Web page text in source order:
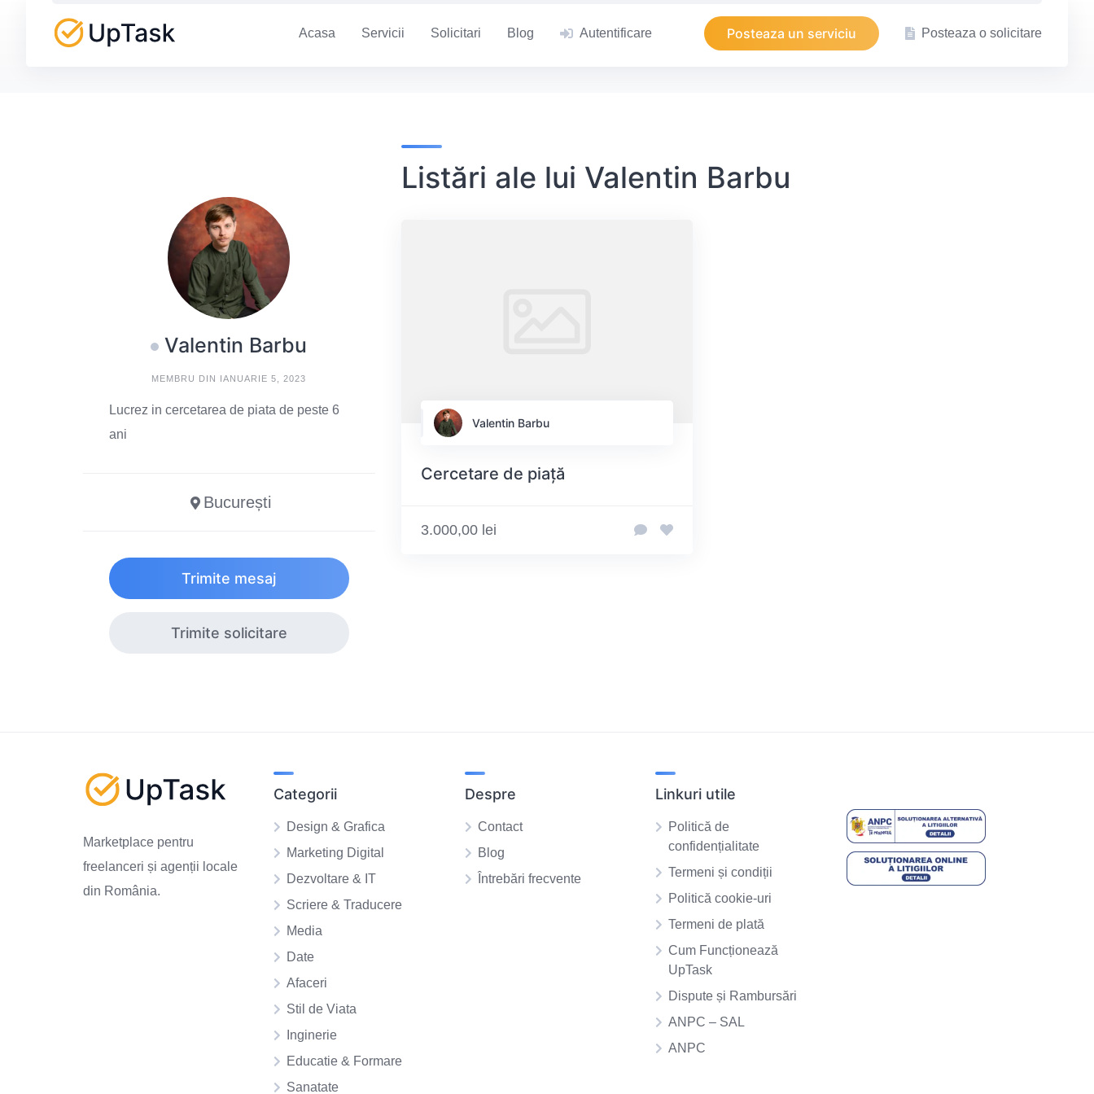
Acasa Servicii Solicitari Blog Autentificare Posteaza un serviciu Posteaza o solicitare
Valentin Barbu
MEMBRU DIN IANUARIE 5, 2023
Lucrez in cercetarea de piata de peste 6
ani
București
Trimite mesaj
Trimite solicitare
Listări ale lui Valentin Barbu
Valentin Barbu
Cercetare de piață
3.000,00 lei
Marketplace pentru
freelanceri și agenții locale
din România.
Categorii
Design & Grafica
Marketing Digital
Dezvoltare & IT
Scriere & Traducere
Media
Date
Afaceri
Stil de Viata
Inginerie
Educatie & Formare
Sanatate
Despre
Contact
Blog
Întrebări frecvente
Linkuri utile
Politică de
confidențialitate
Termeni și condiții
Politică cookie-uri
Termeni de plată
Cum Funcționează
UpTask
Dispute și Rambursări
ANPC – SAL
ANPC